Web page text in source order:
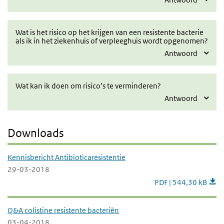
Wat is het risico op het krijgen van een resistente bacterie
als ik in het ziekenhuis of verpleeghuis wordt opgenomen?
Antwoord
Wat kan ik doen om risico’s te verminderen?
Antwoord
Downloads
Kennisbericht Antibioticaresistentie
29-03-2018
Kennisbericht
PDF | 544,30 kB
Q&A colistine resistente bacteriën